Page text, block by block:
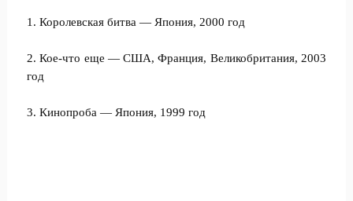
1. Королевская битва — Япония, 2000 год
2. Кое-что еще — США, Франция, Великобритания, 2003
год
3. Кинопроба — Япония, 1999 год